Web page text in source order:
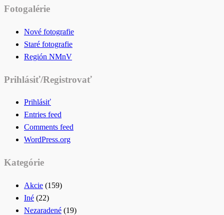
Fotogalérie
Nové fotografie
Staré fotografie
Región NMnV
Prihlásiť/Registrovať
Prihlásiť
Entries feed
Comments feed
WordPress.org
Kategórie
Akcie (159)
Iné (22)
Nezaradené (19)